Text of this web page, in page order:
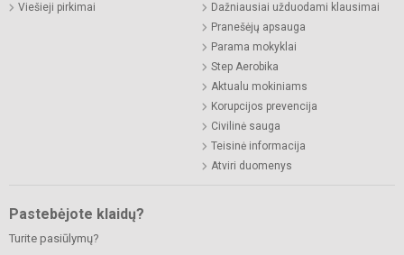
Viešieji pirkimai
Dažniausiai užduodami klausimai
Pranešėjų apsauga
Parama mokyklai
Step Aerobika
Aktualu mokiniams
Korupcijos prevencija
Civilinė sauga
Teisinė informacija
Atviri duomenys
Pastebėjote klaidų?
Turite pasiūlymų?